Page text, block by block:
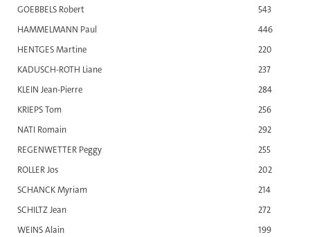
GOEBBELS Robert
543
HAMMELMANN Paul
446
HENTGES Martine
220
KADUSCH-ROTH Liane
237
KLEIN Jean-Pierre
284
KRIEPS Tom
256
NATI Romain
292
REGENWETTER Peggy
255
ROLLER Jos
202
SCHANCK Myriam
214
SCHILTZ Jean
272
WEINS Alain
199